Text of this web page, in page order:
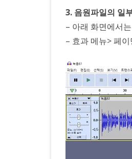
3. 음원파일의 일
– 아래 화면에서
– 효과 메뉴> 페